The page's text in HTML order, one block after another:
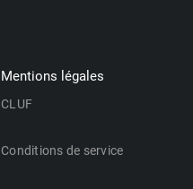
Mentions légales
CLUF
Conditions de service